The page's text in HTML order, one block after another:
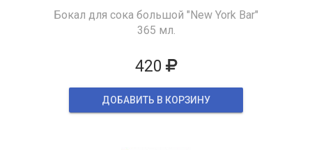
Бокал для сока большой "New York Bar"
365 мл.
420
ДОБАВИТЬ В КОРЗИНУ